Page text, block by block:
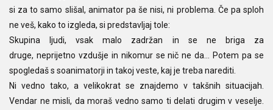
si za to samo slišal, animator pa še nisi, ni problema. Če pa sploh
ne veš, kako to izgleda, si predstavljaj tole:
Skupina ljudi, vsak malo zadržan in se ne briga za
druge, neprijetno vzdušje in nikomur se nič ne da... Potem pa se
spogledaš s soanimatorji in takoj veste, kaj je treba narediti.
Ni vedno tako, a velikokrat se znajdemo v takšnih situacijah.
Vendar ne misli, da moraš vedno samo ti delati drugim v veselje.